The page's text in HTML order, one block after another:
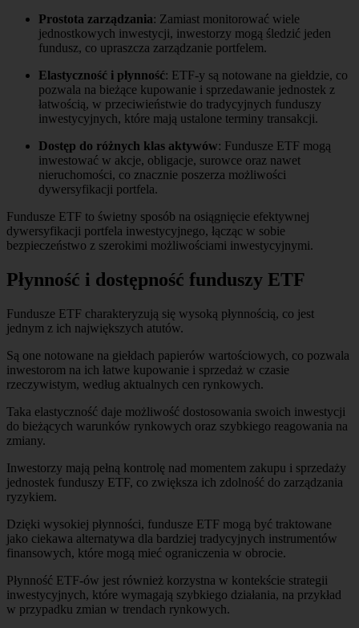
Prostota zarządzania: Zamiast monitorować wiele
jednostkowych inwestycji, inwestorzy mogą śledzić jeden
fundusz, co upraszcza zarządzanie portfelem.
Elastyczność i płynność: ETF-y są notowane na giełdzie, co
pozwala na bieżące kupowanie i sprzedawanie jednostek z
łatwością, w przeciwieństwie do tradycyjnych funduszy
inwestycyjnych, które mają ustalone terminy transakcji.
Dostęp do różnych klas aktywów: Fundusze ETF mogą
inwestować w akcje, obligacje, surowce oraz nawet
nieruchomości, co znacznie poszerza możliwości
dywersyfikacji portfela.
Fundusze ETF to świetny sposób na osiągnięcie efektywnej
dywersyfikacji portfela inwestycyjnego, łącząc w sobie
bezpieczeństwo z szerokimi możliwościami inwestycyjnymi.
Płynność i dostępność funduszy ETF
Fundusze ETF charakteryzują się wysoką płynnością, co jest
jednym z ich największych atutów.
Są one notowane na giełdach papierów wartościowych, co pozwala
inwestorom na ich łatwe kupowanie i sprzedaż w czasie
rzeczywistym, według aktualnych cen rynkowych.
Taka elastyczność daje możliwość dostosowania swoich inwestycji
do bieżących warunków rynkowych oraz szybkiego reagowania na
zmiany.
Inwestorzy mają pełną kontrolę nad momentem zakupu i sprzedaży
jednostek funduszy ETF, co zwiększa ich zdolność do zarządzania
ryzykiem.
Dzięki wysokiej płynności, fundusze ETF mogą być traktowane
jako ciekawa alternatywa dla bardziej tradycyjnych instrumentów
finansowych, które mogą mieć ograniczenia w obrocie.
Płynność ETF-ów jest również korzystna w kontekście strategii
inwestycyjnych, które wymagają szybkiego działania, na przykład
w przypadku zmian w trendach rynkowych.